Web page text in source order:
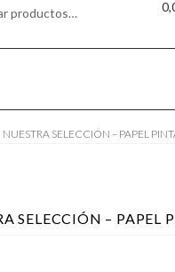
NUESTRA SELECCIÓN – PAPEL
SELECCIÓN – PAPEL